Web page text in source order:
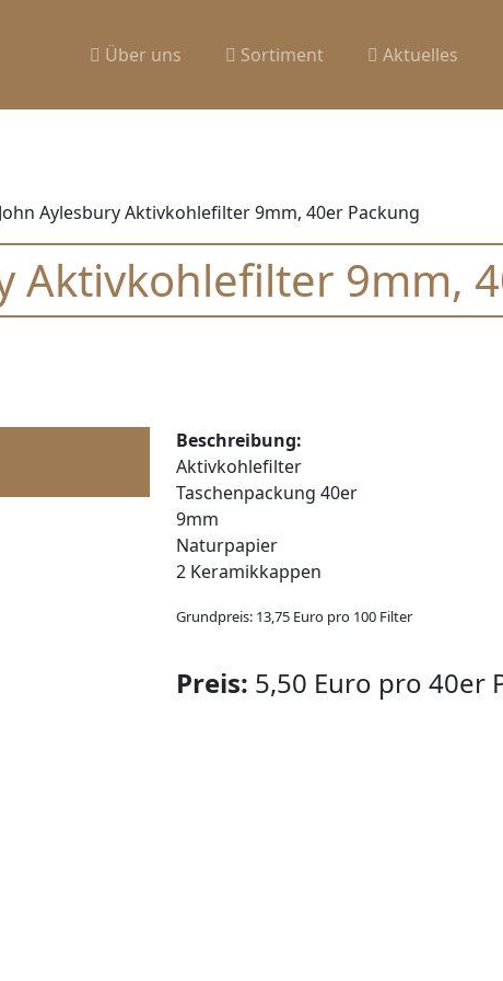
Über uns Sortiment Aktuelles
John Aylesbury Aktivkohlefilter 9mm, 40er Packung
Aktivkohlefilter 9mm,
Beschreibung:
Aktivkohlefilter
Taschenpackung 40er
9mm
Naturpapier
2 Keramikkappen
Grundpreis: 13,75 Euro pro 100 Filter
Preis: 5,50 Euro pro 40er